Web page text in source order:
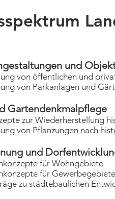
und
und privaten
Parkanlagen und
nach
und
für Wohngebiete
für Gewerbegebiete